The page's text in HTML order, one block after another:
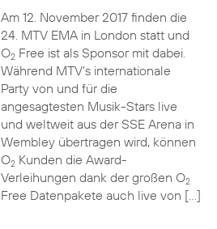
Am 12. November 2017 finden die
24. MTV EMA in London statt und
O2Free ist als Sponsor mit dabei.
Während MTV’s internationale
Party von und für die
angesagtesten Musik-Stars live
und weltweit aus der SSE Arena in
Wembley übertragen wird, können
O2Kunden die Award-
Verleihungen dank der großen O2
Free Datenpakete auch live von […]